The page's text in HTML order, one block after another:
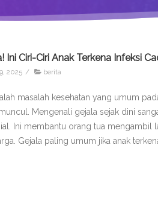
Ini Ciri-Ciri Anak Terkena Infeksi
2025 / berita
masalah kesehatan yang umum
Mengenali gejala sejak dini
Ini membantu orang tua mengambil
Gejala paling umum jika anak